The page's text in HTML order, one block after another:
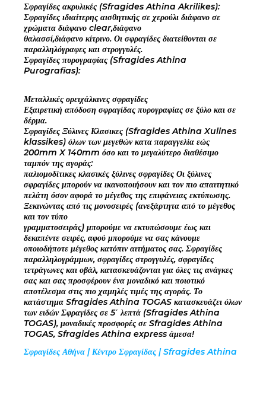
Σφραγίδες ακρυλικές (Sfragides Athina Akrilikes):
Σφραγίδες ιδιαίτερης αισθητικής σε χερούλι διάφανο σε
χρώματα διάφανο clear,διάφανο
θαλασσί,διάφανο κίτρινο. Οι σφραγίδες διατείθονται σε
παραλληλόγραφες και στρογγυλές.
Σφραγίδες πυρογραφίας (Sfragides Athina
Purografias):
Μεταλλικές ορειχάλκινες σφραγίδες
Εξαιρετική απόδοση σφραγίδας πυρογραφίας σε ξύλο και σε
δέρμα.
Σφραγίδες Ξύλινες Κλασικες (Sfragides Athina Xulines
klassikes) όλων των μεγεθών κατα παραγγελία εώς
200mm X 140mm όσο και το μεγαλύτερο διαθέσιμο
ταμπόν της αγοράς:
παλιομοδίτικες κλασικές ξύλινες σφραγίδες Οι ξύλινες
σφραγίδες μπορούν να ικανοποιήσουν και τον πιο απαιτητικό
πελάτη όσον αφορά το μέγεθος της επιφάνειας εκτύπωσης.
Ξεκινώντας από τις μονοσειρές (ανεξάρτητα από το μέγεθος
και τον τύπο
γραμματοσειράς) μπορούμε να εκτυπώσουμε έως και
δεκαπέντε σειρές, αφού μπορούμε να σας κάνουμε
οποιοδήποτε μέγεθος κατόπιν αιτήματος σας. Σφραγίδες
παραλληλογράμμων, σφραγίδες στρογγυλές, σφραγίδες
τετράγωνες και οβάλ, κατασκευάζονται για όλες τις ανάγκες
σας και σας προσφέρουν ένα μοναδικό και ποιοτικό
αποτέλεσμα στις πιο χαμηλές τιμές της αγοράς. Το
κατάστημα Sfragides Athina TOGAS κατασκευάζει όλων
των ειδών Σφραγίδες σε 5΄ λεπτά (Sfragides Athina
TOGAS), μοναδικές προσφορές σε Sfragides Athina
TOGAS, Sfragides Athina express άμεσα!
Σφραγίδες Αθήνα | Κέντρο Σφραγίδας | Sfragides Athina